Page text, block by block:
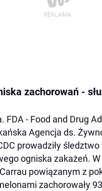
zachorowań -
FDA - Food and Drug
Agencja ds.
prowadziły
ogniska zakażeń.
powiązanym z
zachorowały